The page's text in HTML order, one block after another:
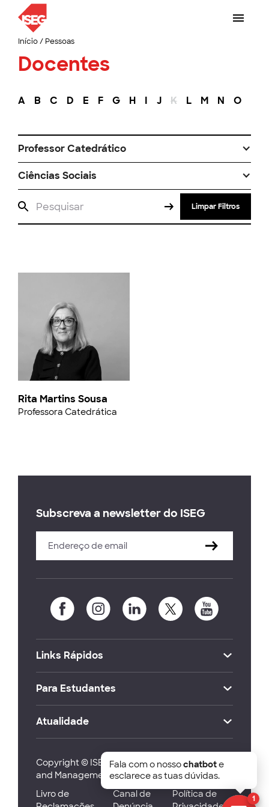
Início/ Pessoas
Docentes
A B C D E F G H I J K L M N O
Professor Catedrático
Ciências Sociais
Limpar Filtros
Rita Martins Sousa
Professora Catedrática
Subscreva a newsletter do ISEG
Links Rápidos
Para Estudantes
Atualidade
Copyright © ISEG Lisbon School of Economics
and Management 2026
Livro de
Canal de
Política de
1
Fala com o nossochatbote
esclarece as tuas dúvidas.